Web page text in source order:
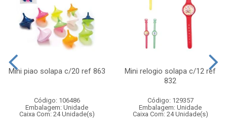
Mini piao solapa c/20 ref 863
Código: 106486
Embalagem: Unidade
Caixa Com: 24 Unidade(s)
Mini relogio solapa c/12 ref
832
Código: 129357
Embalagem: Unidade
Caixa Com: 24 Unidade(s)